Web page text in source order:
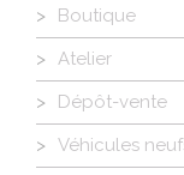
Boutique
Atelier
Dépôt-vente
Véhicules